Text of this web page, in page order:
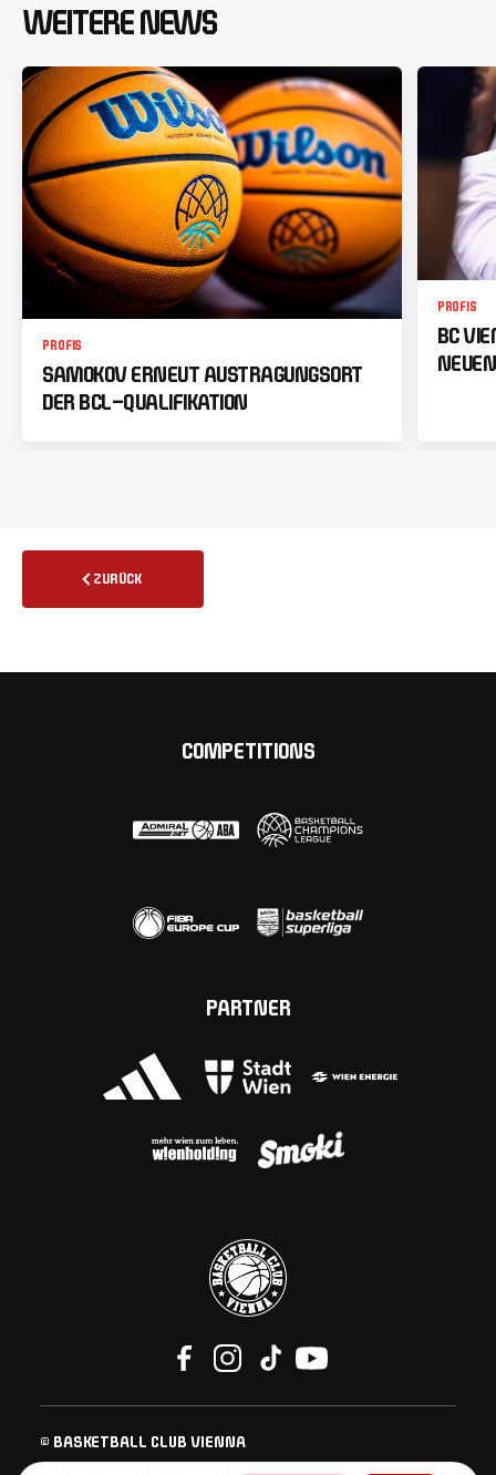
WEITERE NEWS
PROFIS
SAMOKOV ERNEUT AUSTRAGUNGSORT
DER BCL-QUALIFIKATION
PROFIS
BC
ZURÜCK
COMPETITIONS
PARTNER
© BASKETBALL CLUB VIENNA